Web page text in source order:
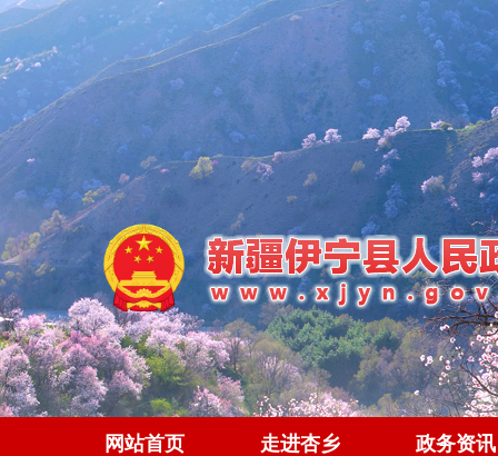
网站首页 走进杏乡 政务资讯